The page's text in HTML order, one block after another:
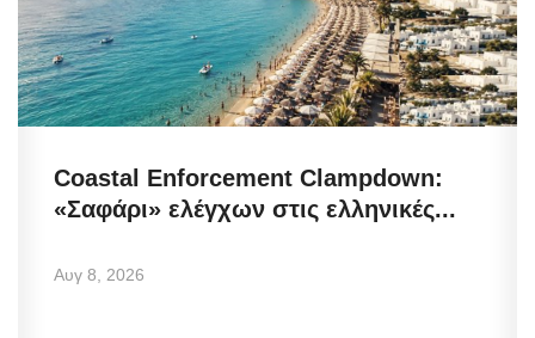
Coastal Enforcement Clampdown:
«Σαφάρι» ελέγχων στις ελληνικές...
Αυγ 8, 2026